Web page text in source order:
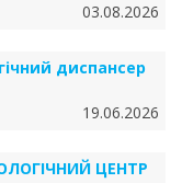
03.08.2026
диспансер
19.06.2026
ЦЕНТР